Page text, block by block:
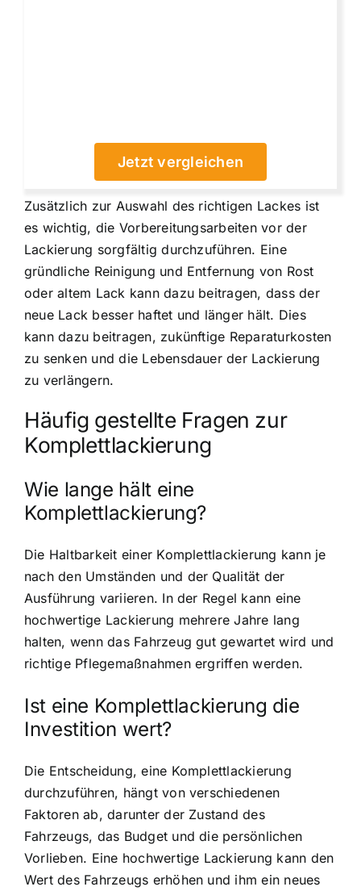
Jetzt vergleichen
Zusätzlich zur Auswahl des richtigen Lackes ist
es wichtig, die Vorbereitungsarbeiten vor der
Lackierung sorgfältig durchzuführen. Eine
gründliche Reinigung und Entfernung von Rost
oder altem Lack kann dazu beitragen, dass der
neue Lack besser haftet und länger hält. Dies
kann dazu beitragen, zukünftige Reparaturkosten
zu senken und die Lebensdauer der Lackierung
zu verlängern.
Häufig gestellte Fragen zur
Komplettlackierung
Wie lange hält eine
Komplettlackierung?
Die Haltbarkeit einer Komplettlackierung kann je
nach den Umständen und der Qualität der
Ausführung variieren. In der Regel kann eine
hochwertige Lackierung mehrere Jahre lang
halten, wenn das Fahrzeug gut gewartet wird und
richtige Pflegemaßnahmen ergriffen werden.
Ist eine Komplettlackierung die
Investition wert?
Die Entscheidung, eine Komplettlackierung
durchzuführen, hängt von verschiedenen
Faktoren ab, darunter der Zustand des
Fahrzeugs, das Budget und die persönlichen
Vorlieben. Eine hochwertige Lackierung kann den
Wert des Fahrzeugs erhöhen und ihm ein neues